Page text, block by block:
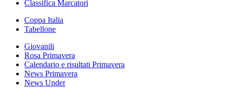
Classifica Marcatori
Coppa Italia
Tabellone
Giovanili
Rosa Primavera
Calendario e risultati Primavera
News Primavera
News Under